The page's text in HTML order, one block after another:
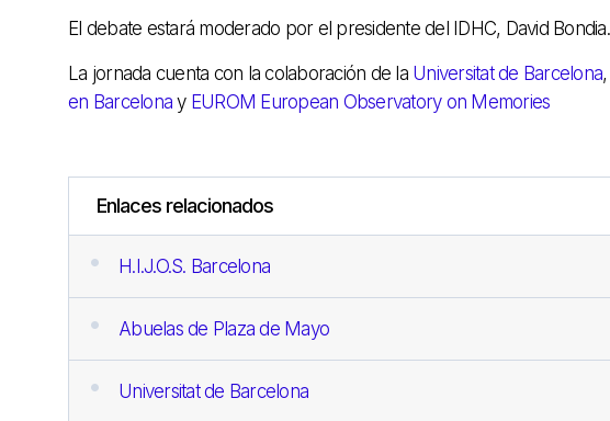
El debate estará moderado por el presidente del IDHC, David Bondia.
La jornada cuenta con la colaboración de la Universitat de Barcelona
en Barcelonay EUROM European Observatory on Memories
Enlaces relacionados
H.I.J.O.S. Barcelona
Abuelas de Plaza de Mayo
Universitat de Barcelona